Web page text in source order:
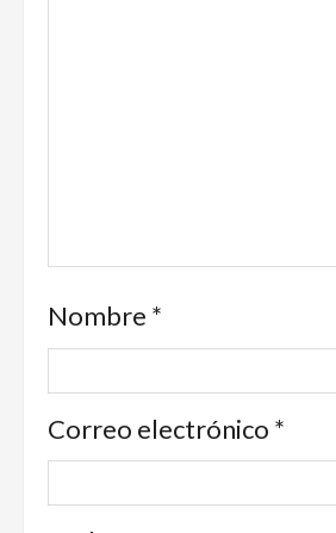
Nombre *
Correo electrónico *